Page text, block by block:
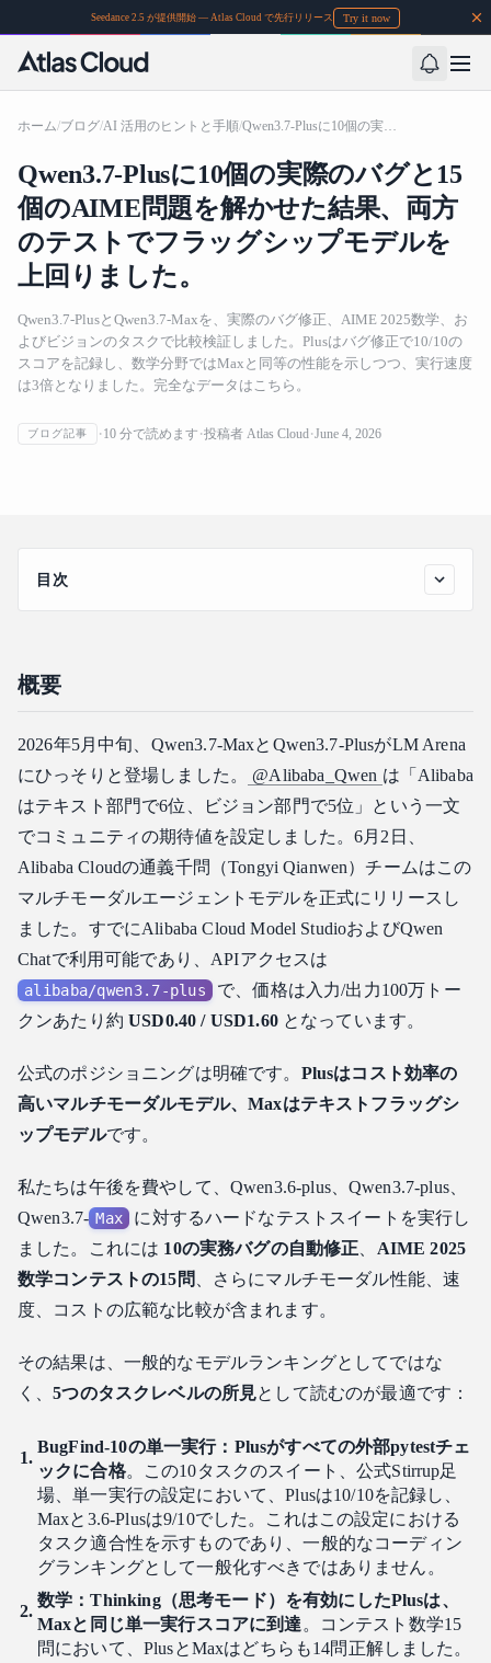
Seedance 2.5 が提供開始 — Atlas Cloud で先行リリース Try it now
ホーム/ブログ/AI 活用のヒントと手順/ Qwen3.7-Plusに10個の実際のバグと15個のAIME問題を解かせた結果、両方のテストでフラッグシップモデルを上回りました。
Qwen3.7-Plusに10個の実際のバグと15
個のAIME問題を解かせた結果、両方
のテストでフラッグシップモデルを
上回りました。
Qwen3.7-PlusとQwen3.7-Maxを、実際のバグ修正、AIME 2025数学、お
よびビジョンのタスクで比較検証しました。Plusはバグ修正で10/10の
スコアを記録し、数学分野ではMaxと同等の性能を示しつつ、実行速度
は3倍となりました。完全なデータはこちら。
ブログ記事 10 分で読めます 投稿者 Atlas Cloud June 4, 2026
Qwen3.7-Plusに10個の実際のバグと15個のAIME問題を解
かせた結果、両方のテストでフラッグシップモデルを上
目次
概要
1. 公式はPlusをどう位置づけているか？
ルール
なぜ独自のテストスイートを構築するのか？
4つのテストタスク
私たちの厳しいルール：コードスコアは外部Pytestでのみカ
ウントする
3. コードとエージェントの能力
3モデルの概要
1つのタスク、3つの修正哲学：task05の深掘り
4. 推論と数学：Thinkingモードはコストの決断
Thinking（思考モード）スイッチの限界利益
Max vs Plus：今回の実行でレイテンシはどこから来たのか
5. 速度、世代間のギャップ
エージェントのスループット比較
失敗
7. コスト：今回の評価ラウンドの費用
8. 開発者向けのモデル選定アドバイス
9. 制限事項と開示
概要
2026年5月中旬、Qwen3.7-MaxとQwen3.7-PlusがLM Arena
にひっそりと登場しました。
@Alibaba_Qwen は「Alibaba
はテキスト部門で6位、ビジョン部門で5位」という一文
でコミュニティの期待値を設定しました。6月2日、
Alibaba Cloudの通義千問（Tongyi Qianwen）チームはこの
マルチモーダルエージェントモデルを正式にリリースし
ました。すでにAlibaba Cloud Model StudioおよびQwen
Chatで利用可能であり、APIアクセスは
alibaba/qwen3.7-plus
で、価格は入力/出力100万トー
クンあたり約USD0.40 / USD1.60となっています。
公式のポジショニングは明確です。 Plusはコスト効率の
高いマルチモーダルモデル、Maxはテキストフラッグシ
ップモデルです。
私たちは午後を費やして、Qwen3.6-plus、Qwen3.7-plus、
Qwen3.7- Max
に対するハードなテストスイートを実行し
ました。これには 10の実務バグの自動修正
AIME 2025
数学コンテストの15問
、さらにマルチモーダル性能、速
度、コストの広範な比較が含まれます。
その結果は、一般的なモデルランキングとしてではな
く、5つのタスクレベルの所見として読むのが最適です：
BugFind-10の単一実行：Plusがすべての外部pytestチェ
ックに合格。この10タスクのスイート、公式Stirrup足
場、単一実行の設定において、Plusは10/10を記録し、
Maxと3.6-Plusは9/10でした。これはこの設定における
タスク適合性を示すものであり、一般的なコーディン
グランキングとして一般化すべきではありません。
数学：Thinking（思考モード）を有効にしたPlusは、
Maxと同じ単一実行スコアに到達 。コンテスト数学15
問において、PlusとMaxはどちらも14問正解しました。